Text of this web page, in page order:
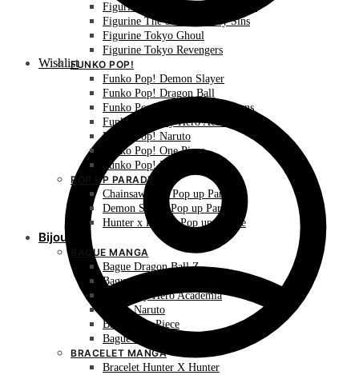
Wishlist
Figurine The Promised Neverland
Figurine The Seven Deadly Sins
Figurine Tokyo Ghoul
Figurine Tokyo Revengers
FUNKO POP!
Funko Pop! Demon Slayer
Funko Pop! Dragon Ball
Funko Pop! L’Attaque des Titans
Funko Pop! My Hero Academia
Funko Pop! Naruto
Funko Pop! One Piece
Funko Pop! Pokémon
POP UP PARADE
Chainsaw Man Pop up Parade
Demon Slayer Pop up Parade
Hunter x Hunter Pop up Parade
Bijoux
BAGUE MANGA
Bague Dragon Ball Z
Bague Hunter X Hunter
Bague My Hero Academia
Bague Naruto
Bague One Piece
Bague Pokémon
BRACELET MANGA
Bracelet Hunter X Hunter